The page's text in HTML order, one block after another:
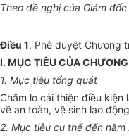
Theo đề nghị của Giám đốc
Điều 1. Phê duyệt Chương
I. MỤC TIÊU CỦA
1. Mục tiêu tổng quát
Chăm lo cải thiện điều
về an toàn, vệ sinh lao
2. Mục tiêu cụ thể đến năm